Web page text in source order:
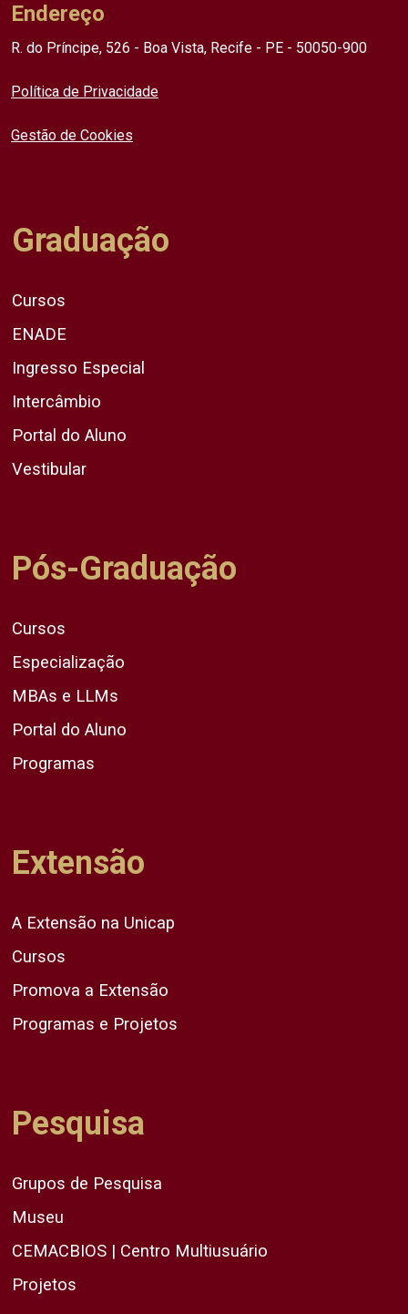
Endereço
R. do Príncipe, 526 - Boa Vista, Recife - PE - 50050-900
Política de Privacidade
Gestão de Cookies
Graduação
Cursos
ENADE
Ingresso Especial
Intercâmbio
Portal do Aluno
Vestibular
Pós-Graduação
Cursos
Especialização
MBAs e LLMs
Portal do Aluno
Programas
Extensão
A Extensão na Unicap
Cursos
Promova a Extensão
Programas e Projetos
Pesquisa
Grupos de Pesquisa
Museu
CEMACBIOS | Centro Multiusuário
Projetos